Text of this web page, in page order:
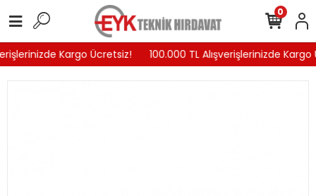
Kargo Ücretsiz! 100.000 TL Alışverişlerinizde Kargo
0